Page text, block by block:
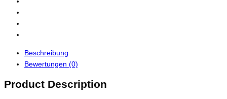
Beschreibung
Bewertungen (0)
Product Description